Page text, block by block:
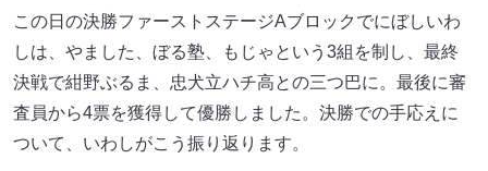
この日の決勝ファーストステージAブロックでにぼしいわ
しは、やました、ぼる塾、もじゃという3組を制し、最終
決戦で紺野ぶるま、忠犬立ハチ高との三つ巴に。最後に審
査員から4票を獲得して優勝しました。決勝での手応えに
ついて、いわしがこう振り返ります。